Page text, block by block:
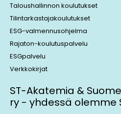
Taloushallinnon koulutukset
Tilintarkastajakoulutukset
ESG-valmennusohjelma
Rajaton-koulutuspalvelu
ESGpalvelu
Verkkokirjat
ST-Akatemia &
ry - yhdessä olemme